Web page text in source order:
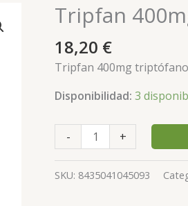
Tripfan
18,20 €
Tripfan 400mg
Disponibilidad: 3
-
Tripfan
400mg
triptófano
Plantis
+
SKU: 8435041045093